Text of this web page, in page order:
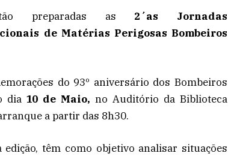
preparadas as 2´as Jornadas
de Matérias Perigosas Bombeiros
do 93º aniversário dos Bombeiros
dia 10 de Maio,no Auditório da Biblioteca
a partir das 8h30.
têm como objetivo analisar situações